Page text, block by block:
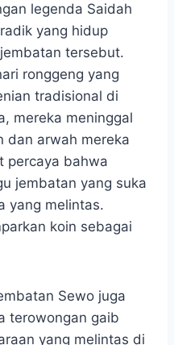
legenda Saidah
yang hidup
tersebut.
ronggeng yang
tradisional di
mereka meninggal
dan arwah mereka
percaya bahwa
jembatan yang suka
yang melintas.
koin sebagai
Sewo juga
terowongan gaib
yang melintas di